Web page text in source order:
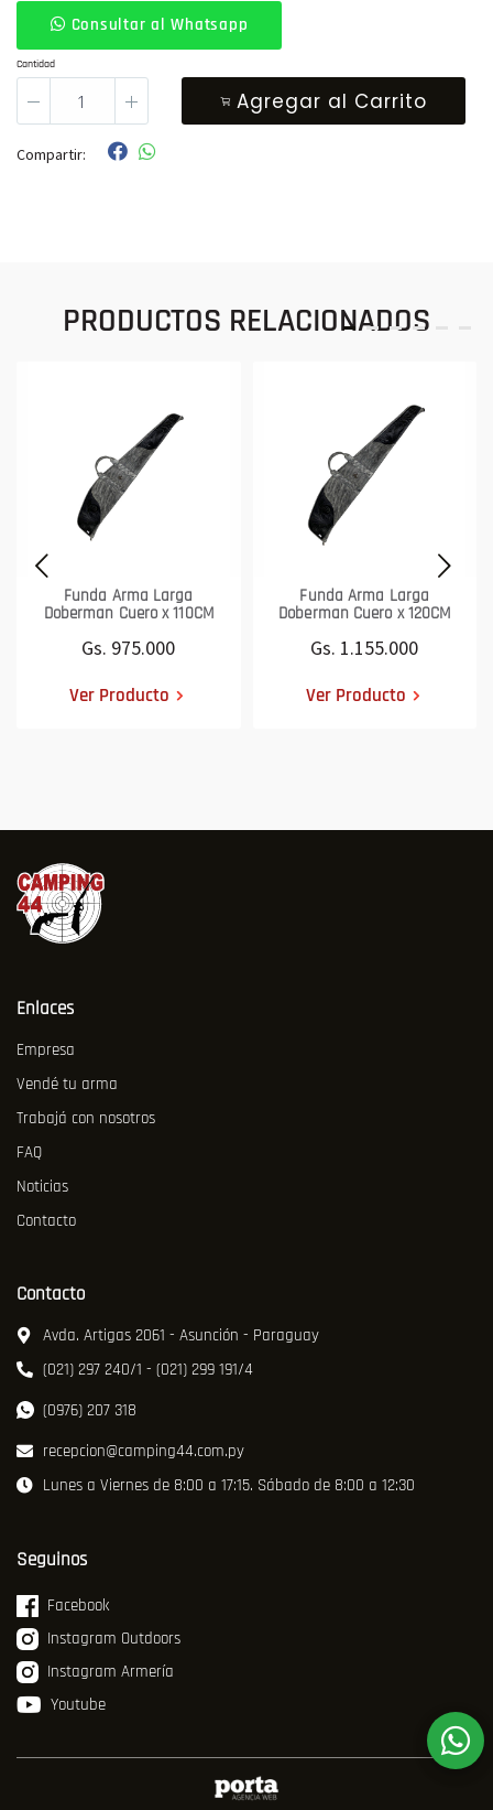
Consultar al Whatsapp
Cantidad
Agregar al Carrito
Compartir:
PRODUCTOS RELACIONADOS
Funda Arma Larga
Doberman Cuero x 110CM
Gs. 975.000
Ver Producto
Funda Arma Larga
Doberman Cuero x 120CM
Gs. 1.155.000
Ver Producto
Enlaces
Empresa
Vendé tu arma
Trabajá con nosotros
FAQ
Noticias
Contacto
Contacto
Avda. Artigas 2061 - Asunción - Paraguay
(021) 297 240/1 - (021) 299 191/4
(0976) 207 318
recepcion@camping44.com.py
Lunes a Viernes de 8:00 a 17:15. Sábado de 8:00 a 12:30
Seguinos
Facebook
Instagram Outdoors
Instagram Armería
Youtube